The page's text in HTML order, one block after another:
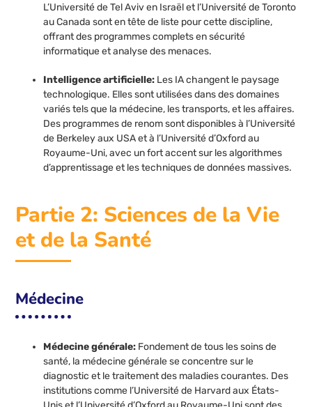
L’Université de Tel Aviv en Israël et l’Université de Toronto
au Canada sont en tête de liste pour cette discipline,
offrant des programmes complets en sécurité
informatique et analyse des menaces.
Intelligence artificielle: Les IA changent le paysage
technologique. Elles sont utilisées dans des domaines
variés tels que la médecine, les transports, et les affaires.
Des programmes de renom sont disponibles à l’Université
de Berkeley aux USA et à l’Université d’Oxford au
Royaume-Uni, avec un fort accent sur les algorithmes
d’apprentissage et les techniques de données massives.
Partie 2: Sciences de la Vie
et de la Santé
Médecine
Médecine générale: Fondement de tous les soins de
santé, la médecine générale se concentre sur le
diagnostic et le traitement des maladies courantes. Des
institutions comme l’Université de Harvard aux États-